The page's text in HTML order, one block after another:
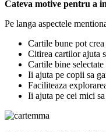
Cateva motive pentru a
Pe langa aspectele
Cartile bune pot
Citirea cartilor ajuta
Cartile bine
Ii ajuta pe copii sa
Faciliteaza
Ii ajuta pe cei mici